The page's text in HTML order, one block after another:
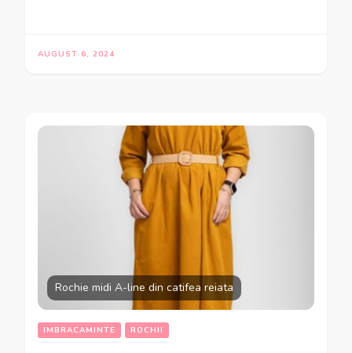
AUGUST 6, 2024
Rochie midi A-line din catifea reiata
IMBRACAMINTE ROCHII